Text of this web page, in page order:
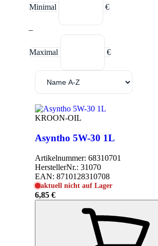
Minimal €
–
Maximal €
KROON-OIL
Asyntho 5W-30 1L
Artikelnummer: 68310701
HerstellerNr.: 31070
EAN: 8710128310708
aktuell nicht auf Lager
6,85 €